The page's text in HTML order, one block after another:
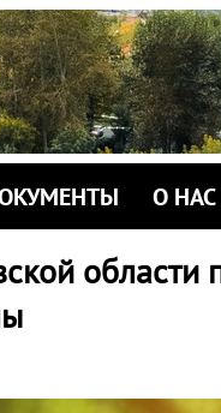
О НАС
области